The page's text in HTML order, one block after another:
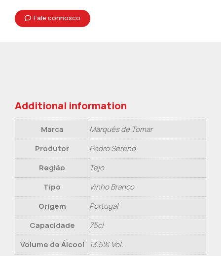
Fale connosco
Additional information
Marca
Marquês de Tomar
Produtor
Pedro Sereno
Região
Tejo
Tipo
Vinho Branco
Origem
Portugal
Capacidade
75cl
Volume de Álcool
13,5% Vol.